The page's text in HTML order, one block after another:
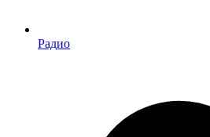
Радио